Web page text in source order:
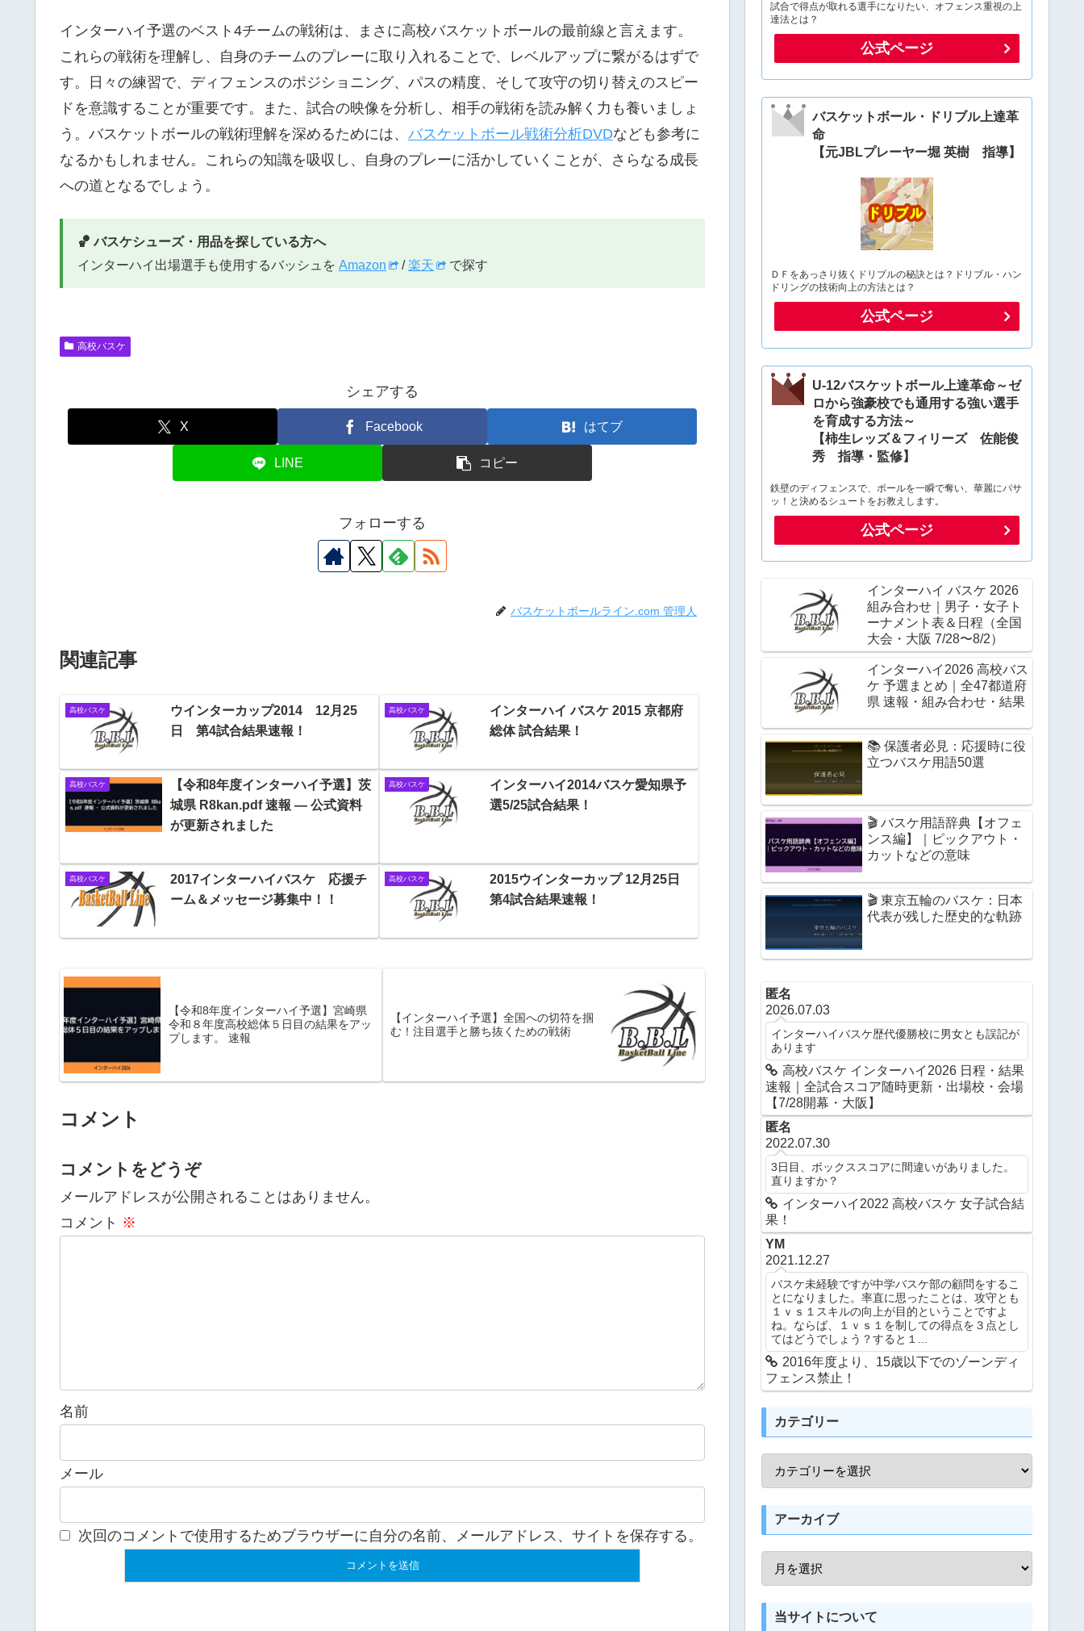
インターハイ予選のベスト4チームの戦術は、まさに高校バスケットボールの最前線と言えます。
これらの戦術を理解し、自身のチームのプレーに取り入れることで、レベルアップに繋がるはずで
す。日々の練習で、ディフェンスのポジショニング、パスの精度、そして攻守の切り替えのスピー
ドを意識することが重要です。また、試合の映像を分析し、相手の戦術を読み解く力も養いましょ
う。バスケットボールの戦術理解を深めるためには、 バスケットボール戦術分析DVDなども参考に
なるかもしれません。これらの知識を吸収し、自身のプレーに活かしていくことが、さらなる成長
への道となるでしょう。
🏀 バスケシューズ・用品を探している方へ
インターハイ出場選手も使用するバッシュを Amazon /楽天 で探す
高校バスケ
シェアする
X Facebook はてブ
LINE コピー
フォローする
バスケットボールライン.com 管理人
関連記事
高校バスケ
ウインターカップ2014 12月25
日 第4試合結果速報！
高校バスケ
インターハイ バスケ 2015 京都府
総体 試合結果！
高校バスケ
【令和8年度インターハイ予選】茨
城県 R8kan.pdf 速報 — 公式資料
が更新されました
高校バスケ
インターハイ2014バスケ愛知県予
選5/25試合結果！
高校バスケ
2017インターハイバスケ 応援チ
ーム＆メッセージ募集中！！
高校バスケ
2015ウインターカップ 12月25日
第4試合結果速報！
【令和8年度インターハイ予選】宮崎県
令和８年度高校総体５日目の結果をアッ
プします。 速報
【インターハイ予選】全国への切符を掴
む！注目選手と勝ち抜くための戦術
コメント
コメントをどうぞ
メールアドレスが公開されることはありません。
コメント ※
名前
メール
次回のコメントで使用するためブラウザーに自分の名前、メールアドレス、サイトを保存する。
試合で得点が取れる選手になりたい、オフェンス重視の上
達法とは？
公式ページ
バスケットボール・ドリブル上達革
命
【元JBLプレーヤー堀 英樹 指導】
ＤＦをあっさり抜くドリブルの秘訣とは？ドリブル・ハン
ドリングの技術向上の方法とは？
公式ページ
U-12バスケットボール上達革命～ゼ
ロから強豪校でも通用する強い選手
を育成する方法～
【柿生レッズ＆フィリーズ 佐能俊
秀 指導・監修】
鉄壁のディフェンスで、ボールを一瞬で奪い、華麗にパサ
ッ！と決めるシュートをお教えします。
公式ページ
インターハイ バスケ 2026
組み合わせ｜男子・女子ト
ーナメント表＆日程（全国
大会・大阪 7/28〜8/2）
インターハイ2026 高校バス
ケ 予選まとめ｜全47都道府
県 速報・組み合わせ・結果
📚 保護者必見：応援時に役
立つバスケ用語50選
🎬 バスケ用語辞典【オフェ
ンス編】｜ピックアウト・
カットなどの意味
🎬 東京五輪のバスケ：日本
代表が残した歴史的な軌跡
匿名
2026.07.03
インターハイバスケ歴代優勝校に男女とも誤記が
あります
高校バスケ インターハイ2026 日程・結果
速報｜全試合スコア随時更新・出場校・会場
【7/28開幕・大阪】
匿名
2022.07.30
3日目、ボックススコアに間違いがありました。
直りますか？
インターハイ2022 高校バスケ 女子試合結
果！
YM
2021.12.27
バスケ未経験ですが中学バスケ部の顧問をするこ
とになりました。率直に思ったことは、攻守とも
１ｖｓ１スキルの向上が目的ということですよ
ね。ならば、１ｖｓ１を制しての得点を３点とし
てはどうでしょう？すると１...
2016年度より、15歳以下でのゾーンディ
フェンス禁止！
カテゴリー
アーカイブ
当サイトについて